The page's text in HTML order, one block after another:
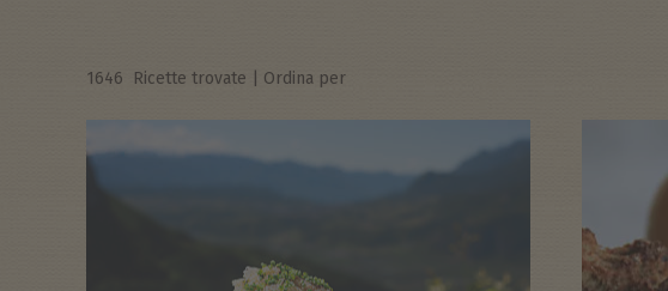
1646 Ricette trovate Ordina per